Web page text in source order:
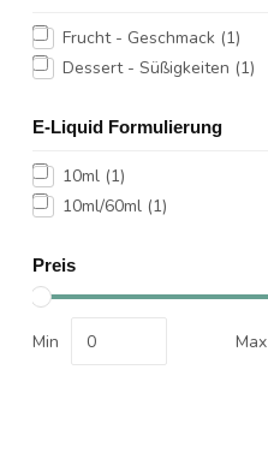
Frucht - Geschmack (1)
Dessert - Süßigkeiten (1)
E-Liquid Formulierung
10ml (1)
10ml/60ml (1)
Preis
Min Max